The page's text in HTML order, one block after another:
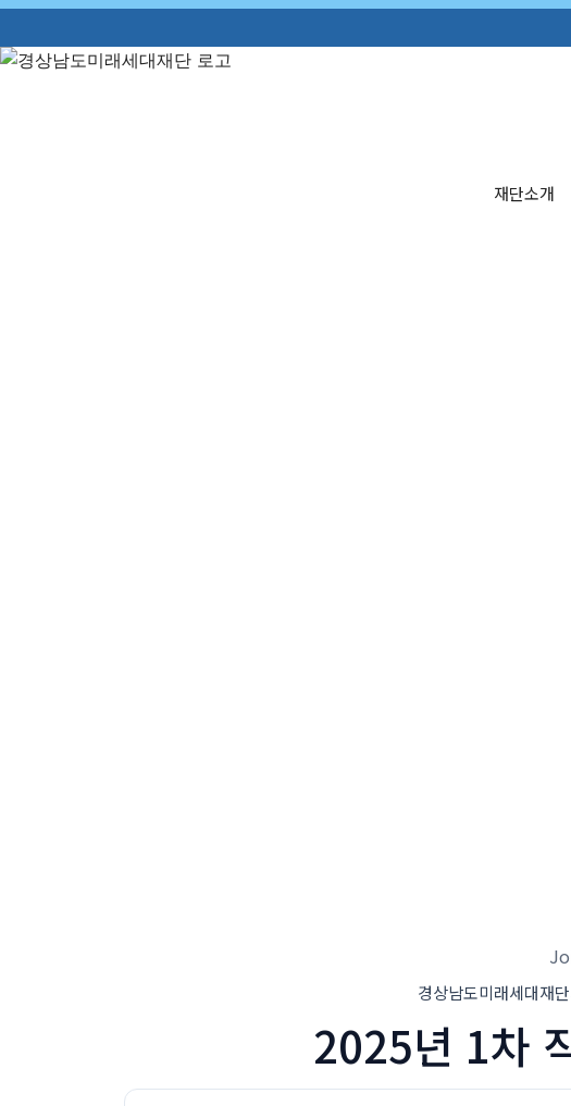
재단소개
경상남도미래세대재단
2025년 1차